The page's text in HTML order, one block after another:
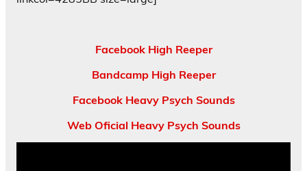
Facebook High Reeper
Bandcamp High Reeper
Facebook Heavy Psych Sounds
Web Oficial Heavy Psych Sounds